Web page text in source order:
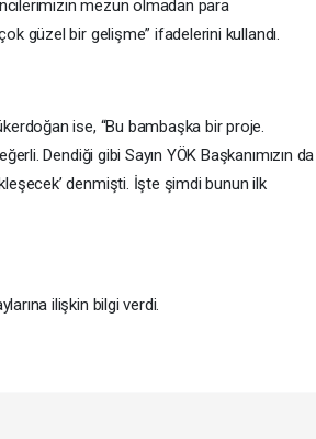
mezun olmadan para
güzel bir gelişme” ifadelerini kullandı.
ise, “Bu bambaşka bir proje.
Dendiği gibi Sayın YÖK Başkanımızın da
denmişti. İşte şimdi bunun ilk
ilişkin bilgi verdi.